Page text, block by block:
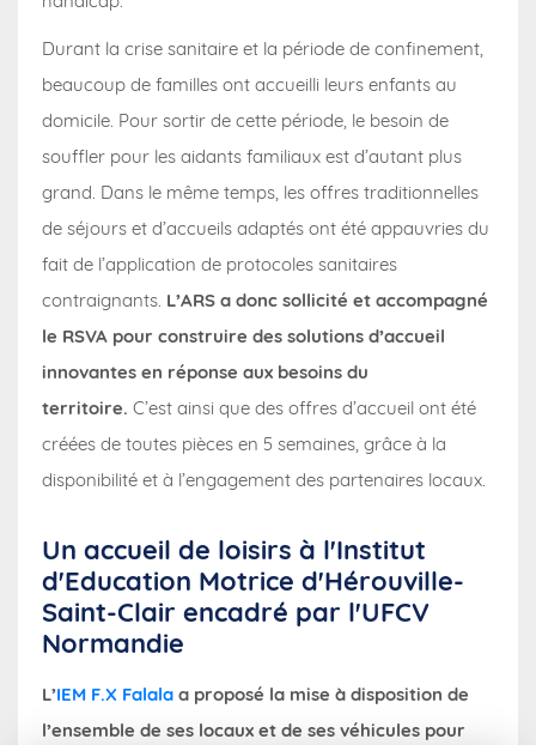
Durant la crise sanitaire et la période de confinement,
beaucoup de familles ont accueilli leurs enfants au
domicile. Pour sortir de cette période, le besoin de
souffler pour les aidants familiaux est d’autant plus
grand. Dans le même temps, les offres traditionnelles
de séjours et d’accueils adaptés ont été appauvries du
fait de l’application de protocoles sanitaires
contraignants. L’ARS a donc sollicité et accompagné
le RSVA pour construire des solutions d’accueil
innovantes en réponse aux besoins du
territoire. C’est ainsi que des offres d’accueil ont été
créées de toutes pièces en 5 semaines, grâce à la
disponibilité et à l’engagement des partenaires locaux.
Un accueil de loisirs à l'Institut
d'Education Motrice d'Hérouville-
Saint-Clair encadré par l'UFCV
Normandie
L’IEM F.X Falala a proposé la mise à disposition de
l’ensemble de ses locaux et de ses véhicules pour